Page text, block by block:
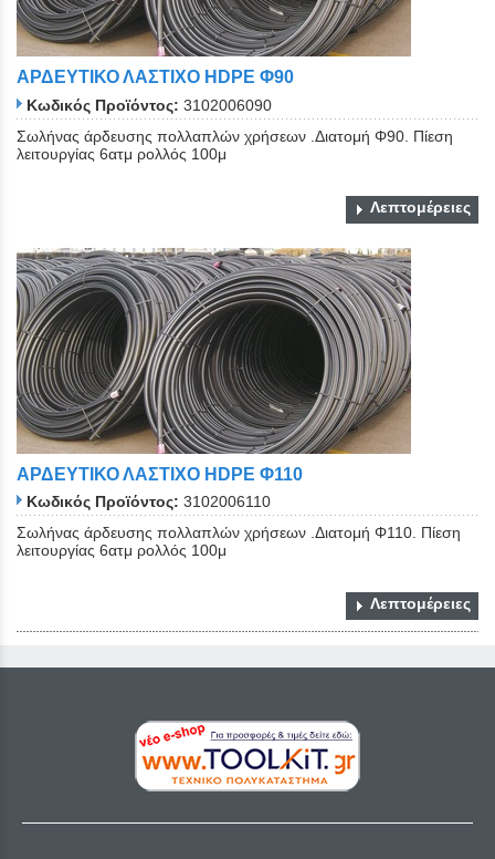
ΑΡΔΕΥΤΙΚΟ ΛΑΣΤΙΧΟ ΗDPE Φ90
Κωδικός Προϊόντος: 3102006090
Σωλήνας άρδευσης πολλαπλών χρήσεων .Διατομή Φ90. Πίεση
λειτουργίας 6ατμ ρολλός 100μ
Λεπτομέρειες
ΑΡΔΕΥΤΙΚΟ ΛΑΣΤΙΧΟ ΗDPE Φ110
Κωδικός Προϊόντος: 3102006110
Σωλήνας άρδευσης πολλαπλών χρήσεων .Διατομή Φ110. Πίεση
λειτουργίας 6ατμ ρολλός 100μ
Λεπτομέρειες